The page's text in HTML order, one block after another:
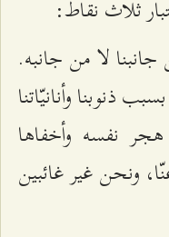
ثلاث نقاط:
لا من جانبه.
ذنوبنا وأنانيّاتنا
هجر نفسه وأخفاها
ونحن غير غائبين